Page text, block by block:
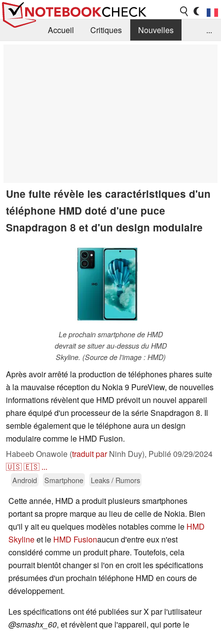
Accueil Critiques
Nouvelles
...
Une fuite révèle les caractéristiques d'un
téléphone HMD doté d'une puce
Snapdragon 8 et d'un design modulaire
Le prochain smartphone de HMD
devrait se situer au-dessus du HMD
Skyline. (Source de l'image : HMD)
Après avoir arrêté la production de téléphones phares suite
à la mauvaise réception du Nokia 9 PureView, de nouvelles
informations révèlent que HMD prévoit un nouvel appareil
phare équipé d'un processeur de la série Snapdragon 8. Il
semble également que le téléphone aura un design
modulaire comme le HMD Fusion.
Habeeb Onawole (traduit parNinh Duy), Publié09/29/2024
🇺🇸🇪🇸 ...
Android Smartphone Leaks / Rumors
Cette année, HMD a produit plusieurs smartphones
portant sa propre marque au lieu de celle de Nokia. Bien
qu'il y ait eu quelques modèles notables comme le HMD
Skylineet le HMD Fusionaucun d'entre eux n'est
considéré comme un produit phare. Toutefois, cela
pourrait bientôt changer si l'on en croit les spécifications
présumées d'un prochain téléphone HMD en cours de
développement.
Les spécifications ont été publiées sur X par l'utilisateur
@smashx_60, et révèlent que l'appareil, qui porte le